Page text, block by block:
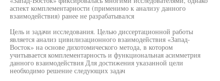
аспект комплементарности (применимо к анализу данного
взаимодействия) ранее не разрабатывался
Цель и задачи исследования. Целью диссертационной работы
является анализ цивилизационного взаимодействия «Запад-
Восток» на основе дихотомического метода, в котором
учитывается комплементарность и функциональная асимметрия
данного взаимодействия Для достижения указанной цели
необходимо решение следующих задач